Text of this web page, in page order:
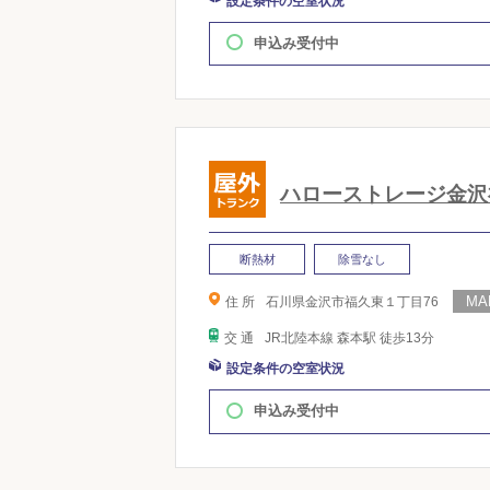
申込み受付中
ハローストレージ金
断熱材 除雪なし
住 所 石川県金沢市福久東１丁目76
交 通
JR北陸本線 森本駅 徒歩13分
設定条件の空室状況
申込み受付中